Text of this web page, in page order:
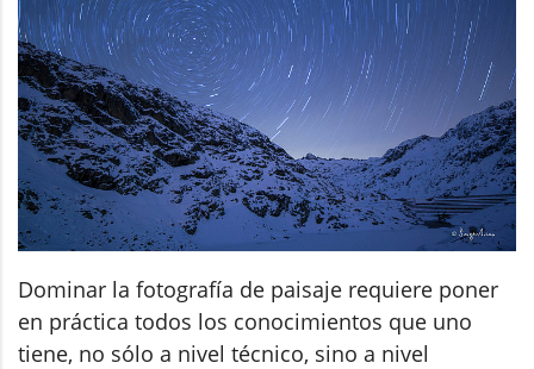
Dominar la fotografía de paisaje requiere poner
en práctica todos los conocimientos que uno
tiene, no sólo a nivel técnico, sino a nivel